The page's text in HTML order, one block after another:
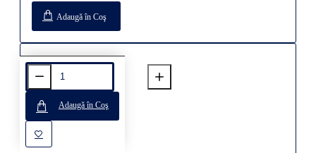
Adaugă în Coş
Adaugă în Coş